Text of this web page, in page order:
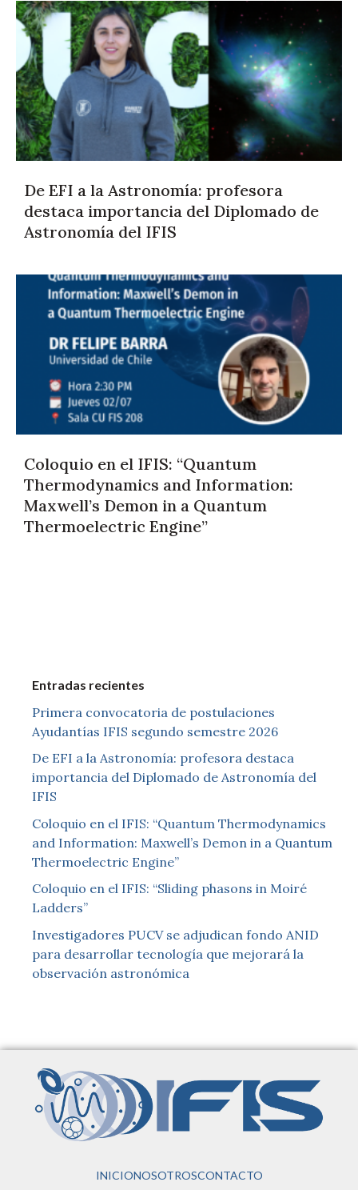
De EFI a la Astronomía: profesora
destaca importancia del Diplomado de
Astronomía del IFIS
Coloquio en el IFIS: “Quantum
Thermodynamics and Information:
Maxwell’s Demon in a Quantum
Thermoelectric Engine”
Entradas recientes
Primera convocatoria de postulaciones
Ayudantías IFIS segundo semestre 2026
De EFI a la Astronomía: profesora destaca
importancia del Diplomado de Astronomía del
IFIS
Coloquio en el IFIS: “Quantum Thermodynamics
and Information: Maxwell’s Demon in a Quantum
Thermoelectric Engine”
Coloquio en el IFIS: “Sliding phasons in Moiré
Ladders”
Investigadores PUCV se adjudican fondo ANID
para desarrollar tecnología que mejorará la
observación astronómica
INICIONOSOTROSCONTACTO